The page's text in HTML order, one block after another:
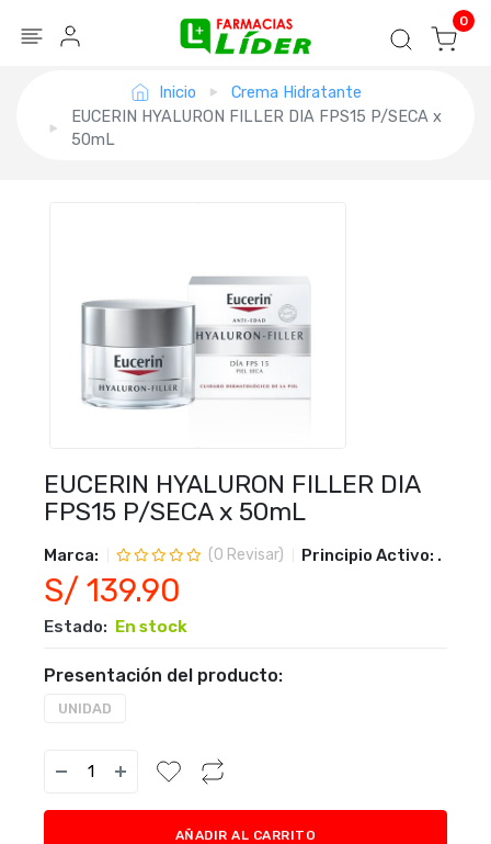
Seguir mi pedido 0
Inicio
Crema Hidratante
EUCERIN HYALURON FILLER DIA FPS15 P/SECA x
50mL
EUCERIN HYALURON FILLER DIA
FPS15 P/SECA x 50mL
Marca: (0 Revisar) Principio Activo: .
S/ 139.90
Estado: En stock
Presentación del producto:
UNIDAD
AÑADIR AL CARRITO